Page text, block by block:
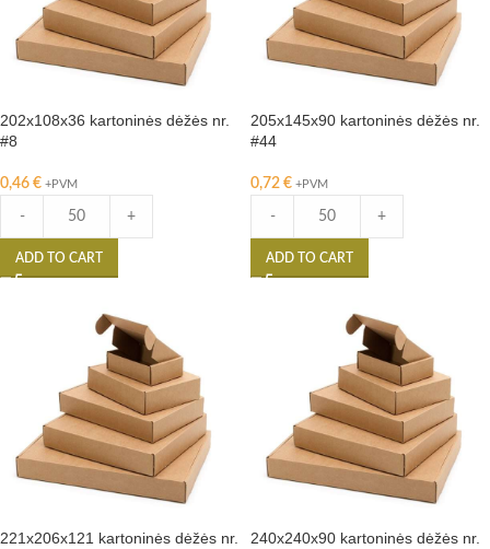
202x108x36 kartoninės dėžės nr.
#8
0,46 € +PVM
- +
ADD TO CART
205x145x90 kartoninės dėžės nr.
#44
0,72 € +PVM
- +
ADD TO CART
221x206x121 kartoninės dėžės nr.
240x240x90 kartoninės dėžės nr.